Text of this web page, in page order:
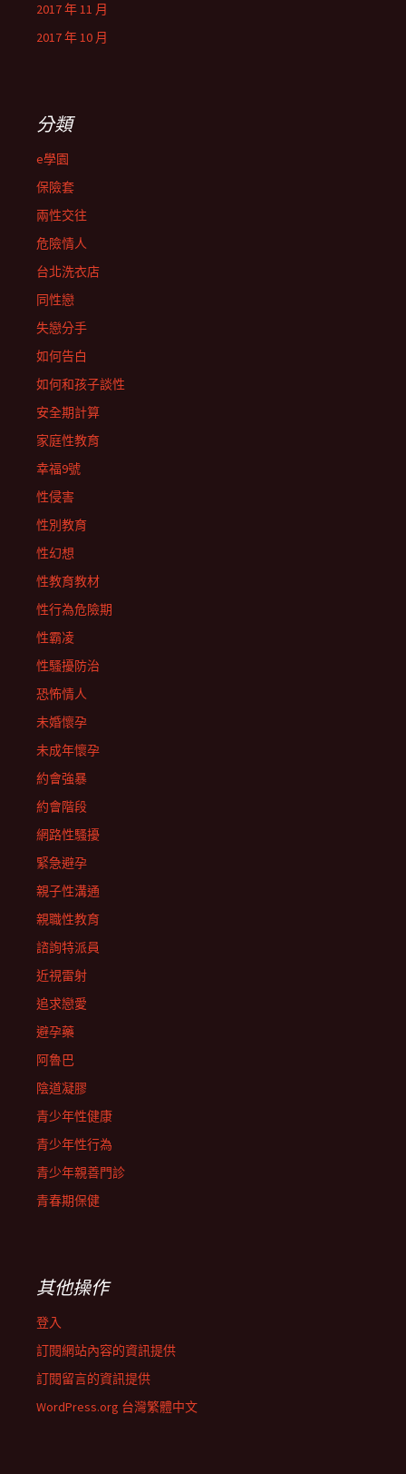
2017 年 11 月
2017 年 10 月
分類
e學園
保險套
兩性交往
危險情人
台北洗衣店
同性戀
失戀分手
如何告白
如何和孩子談性
安全期計算
家庭性教育
幸福9號
性侵害
性別教育
性幻想
性教育教材
性行為危險期
性霸凌
性騷擾防治
恐怖情人
未婚懷孕
未成年懷孕
約會強暴
約會階段
網路性騷擾
緊急避孕
親子性溝通
親職性教育
諮詢特派員
近視雷射
追求戀愛
避孕藥
阿魯巴
陰道凝膠
青少年性健康
青少年性行為
青少年親善門診
青春期保健
其他操作
登入
訂閱網站內容的資訊提供
訂閱留言的資訊提供
WordPress.org 台灣繁體中文